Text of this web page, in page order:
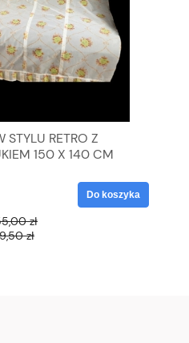
STYLU RETRO Z
150 X 140 CM
zł
zł
Do koszyka